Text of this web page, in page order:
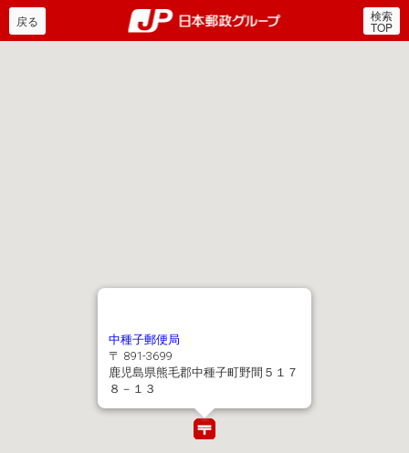
郵便局・日本郵政グルー
戻る 検索
TOP
中種子郵便局
〒 891-3699
鹿児島県熊毛郡中種子町野間５１７
８－１３